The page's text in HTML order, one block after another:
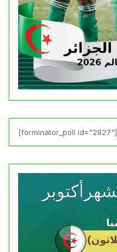
[forminator_poll id="2827"]